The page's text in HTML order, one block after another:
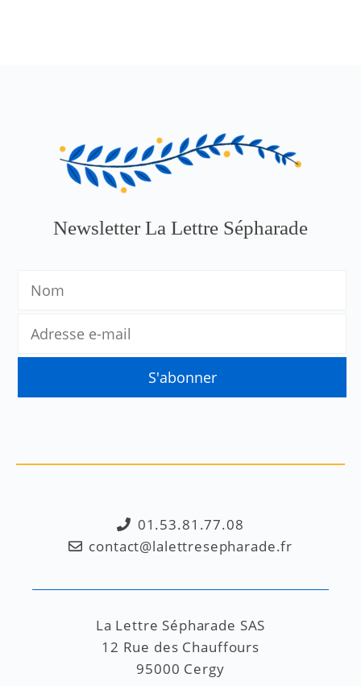
Newsletter La Lettre Sépharade
01.53.81.77.08
contact@lalettresepharade.fr
La Lettre Sépharade SAS
12 Rue des Chauffours
95000 Cergy